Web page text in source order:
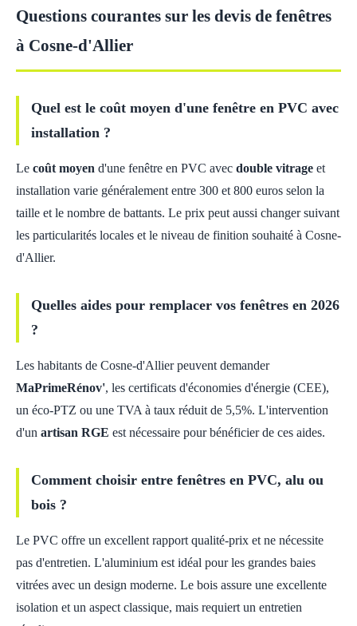
Questions courantes sur les devis de fenêtres
à Cosne-d'Allier
Quel est le coût moyen d'une fenêtre en PVC avec
installation ?
Le coût moyen d'une fenêtre en PVC avec double vitrage et
installation varie généralement entre 300 et 800 euros selon la
taille et le nombre de battants. Le prix peut aussi changer suivant
les particularités locales et le niveau de finition souhaité à Cosne-
d'Allier.
Quelles aides pour remplacer vos fenêtres en 2026
?
Les habitants de Cosne-d'Allier peuvent demander
MaPrimeRénov', les certificats d'économies d'énergie (CEE),
un éco-PTZ ou une TVA à taux réduit de 5,5%. L'intervention
d'un artisan RGE est nécessaire pour bénéficier de ces aides.
Comment choisir entre fenêtres en PVC, alu ou
bois ?
Le PVC offre un excellent rapport qualité-prix et ne nécessite
pas d'entretien. L'aluminium est idéal pour les grandes baies
vitrées avec un design moderne. Le bois assure une excellente
isolation et un aspect classique, mais requiert un entretien